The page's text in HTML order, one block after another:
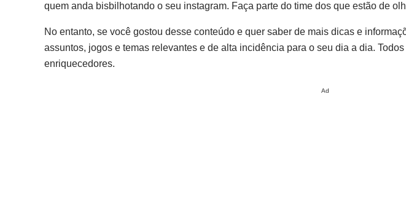
quem anda bisbilhotando o seu instagram. Faça parte do time dos que estão de
No entanto, se você gostou desse conteúdo e quer saber de mais dicas e
assuntos, jogos e temas relevantes e de alta incidência para o seu dia a dia.
enriquecedores.
Ad